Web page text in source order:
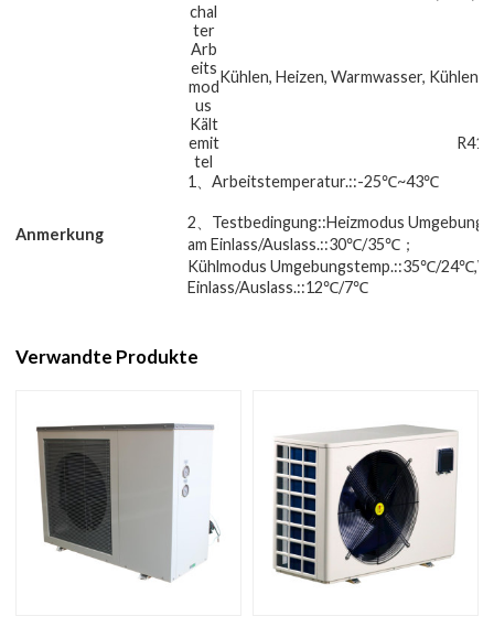
chal
ter
Arb
eits
mod
us
Kühlen, Heizen, Warmwasser,
Kält
emit
tel
Anmerkung
1、Arbeitstemperatur.::-25℃~43℃
2 Testbedingung::Heizmodus
am Einlass/Auslass.::30℃/35℃；
Kühlmodus Umgebungstemp.::35℃/24℃,
Einlass/Auslass.::12℃/7℃
Verwandte Produkte